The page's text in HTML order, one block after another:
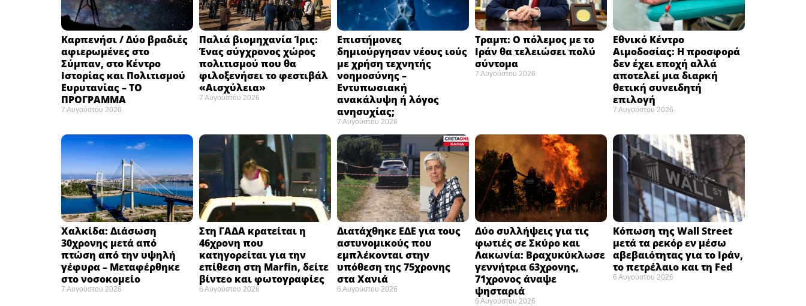
Καρπενήσι / Δύο βραδιές
αφιερωμένες στο
Σύμπαν, στο Κέντρο
Ιστορίας και Πολιτισμού
Ευρυτανίας – ΤΟ
ΠΡΟΓΡΑΜΜΑ
7 Αυγούστου 2026
Παλιά βιομηχανία Ίρις:
Ένας σύγχρονος χώρος
πολιτισμού που θα
φιλοξενήσει το φεστιβάλ
«Αισχύλεια» ​
7 Αυγούστου 2026
Επιστήμονες
δημιούργησαν νέους ιούς
με χρήση τεχνητής
νοημοσύνης –
Εντυπωσιακή
ανακάλυψη ή λόγος
ανησυχίας; ​
7 Αυγούστου 2026
Τραμπ: Ο πόλεμος με το
Ιράν θα τελειώσει πολύ
σύντομα ​
7 Αυγούστου 2026
Εθνικό Κέντρο
Αιμοδοσίας: H προσφορά
δεν έχει εποχή αλλά
αποτελεί μια διαρκή
θετική συνειδητή
επιλογή ​
7 Αυγούστου 2026
Χαλκίδα: Διάσωση
30χρονης μετά από
πτώση από την υψηλή
γέφυρα – Μεταφέρθηκε
στο νοσοκομείο ​
7 Αυγούστου 2026
Στη ΓΑΔΑ κρατείται η
46χρονη που
κατηγορείται για την
επίθεση στη Marfin, δείτε
βίντεο και φωτογραφίες
6 Αυγούστου 2026
Διατάχθηκε ΕΔΕ για τους
αστυνομικούς που
εμπλέκονται στην
υπόθεση της 75χρονης
στα Χανιά
6 Αυγούστου 2026
Δύο συλλήψεις για τις
φωτιές σε Σκύρο και
Λακωνία: Βραχυκύκλωσε
γεννήτρια 63χρονης,
71χρονος άναψε
ψησταριά
6 Αυγούστου 2026
Κόπωση της Wall Street
μετά τα ρεκόρ εν μέσω
αβεβαιότητας για το Ιράν,
το πετρέλαιο και τη Fed
6 Αυγούστου 2026